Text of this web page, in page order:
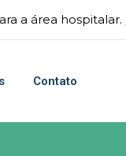
a área hospitalar.
Contato